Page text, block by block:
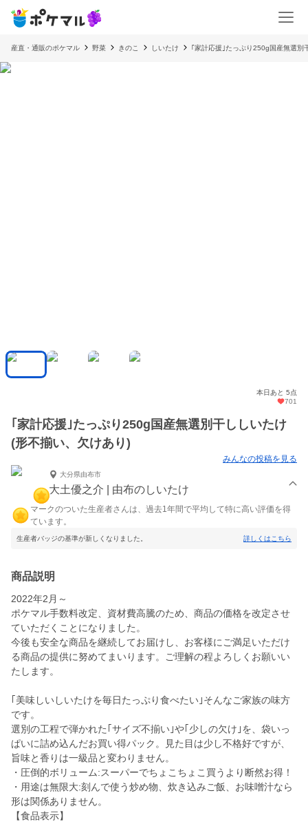
産直・通販のポケマル 野菜 きのこ しいたけ ｢家計応援｣たっぷり250g国産無選別
本日あと 5点
701
｢家計応援｣たっぷり250g国産無選別干ししいたけ
(形不揃い、欠けあり)
みんなの投稿を見る
大分県由布市
大土優之介 | 由布のしいたけ
マークのついた生産者さんは、過去1年間で平均して特に高い評価を得
ています。
生産者バッジの基準が新しくなりました。 詳しくはこちら
商品説明
2022年2月～
ポケマル手数料改定、資材費高騰のため、商品の価格を改定させ
ていただくことになりました。
今後も安全な商品を継続してお届けし、お客様にご満足いただけ
る商品の提供に努めてまいります。ご理解の程よろしくお願いい
たします。
｢美味しいしいたけを毎日たっぷり食べたい｣そんなご家族の味方
です。
選別の工程で弾かれた｢サイズ不揃い｣や｢少しの欠け｣を、袋いっ
ぱいに詰め込んだお買い得パック。見た目は少し不格好ですが、
旨味と香りは一級品と変わりません。
・圧倒的ボリューム:スーパーでちょこちょこ買うより断然お得！
・用途は無限大:刻んで使う炒め物、炊き込みご飯、お味噌汁なら
形は関係ありません。
【食品表示】